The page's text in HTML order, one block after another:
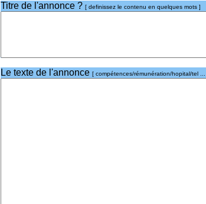
Titre de l'annonce ? [ definissez le contenu en quelques mots ]
Le texte de l'annonce [ compétences/rémunération/hopital/tel ...